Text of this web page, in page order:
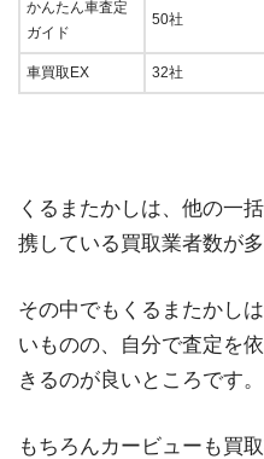
かんたん車査定
ガイド
50社
車買取EX 32社
くるまたかしは、他の一
携している買取業者数が
その中でもくるまたかし
いものの、自分で査定を
きるのが良いところです。
もちろんカービューも買